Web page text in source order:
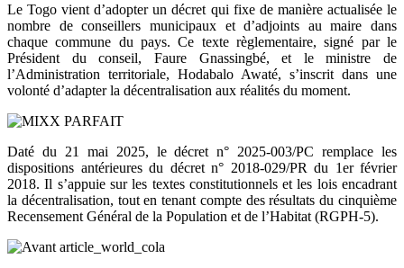
Le Togo vient d’adopter un décret qui fixe de manière actualisée le
nombre de conseillers municipaux et d’adjoints au maire dans
chaque commune du pays. Ce texte règlementaire, signé par le
Président du conseil, Faure Gnassingbé, et le ministre de
l’Administration territoriale, Hodabalo Awaté, s’inscrit dans une
volonté d’adapter la décentralisation aux réalités du moment.
Daté du 21 mai 2025, le décret n° 2025-003/PC remplace les
dispositions antérieures du décret n° 2018-029/PR du 1er février
2018. Il s’appuie sur les textes constitutionnels et les lois encadrant
la décentralisation, tout en tenant compte des résultats du cinquième
Recensement Général de la Population et de l’Habitat (RGPH-5).